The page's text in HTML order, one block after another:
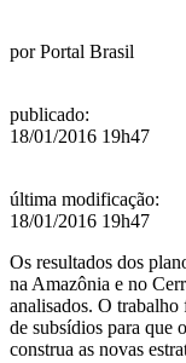
porPortal Brasil
publicado:
18/01/2016 19h47
última modificação:
18/01/2016 19h47
Os resultados dos
na Amazônia e no
analisados. O trabalho
de subsídios para
construa as novas